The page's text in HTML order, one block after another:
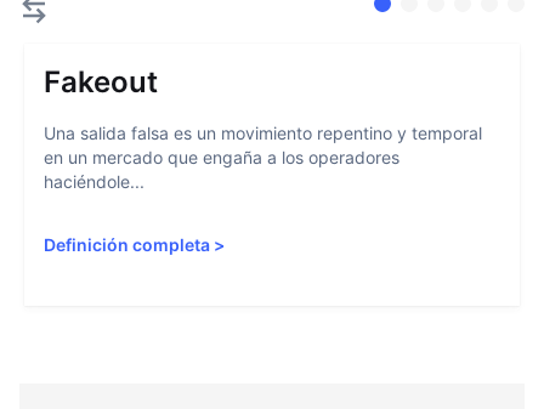
Fakeout
Una salida falsa es un movimiento repentino y temporal
en un mercado que engaña a los operadores
haciéndole...
Definición completa >